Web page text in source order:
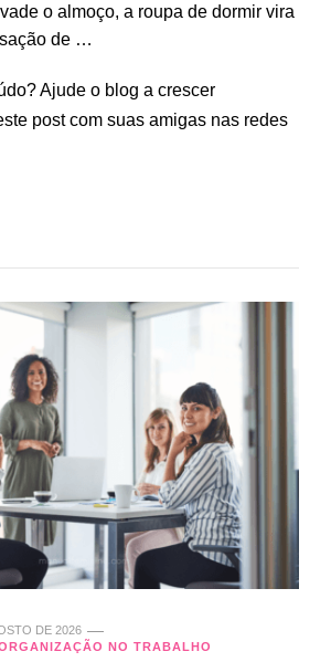
o almoço, a roupa de dormir vira
de …
Ajude o blog a crescer
post com suas amigas nas redes
DE 2026
NO TRABALHO